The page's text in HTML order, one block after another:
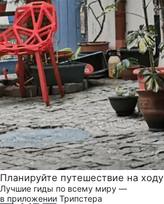
Планируйте путешествие на ходу
Лучшие гиды по всему миру —
в приложении Трипстера